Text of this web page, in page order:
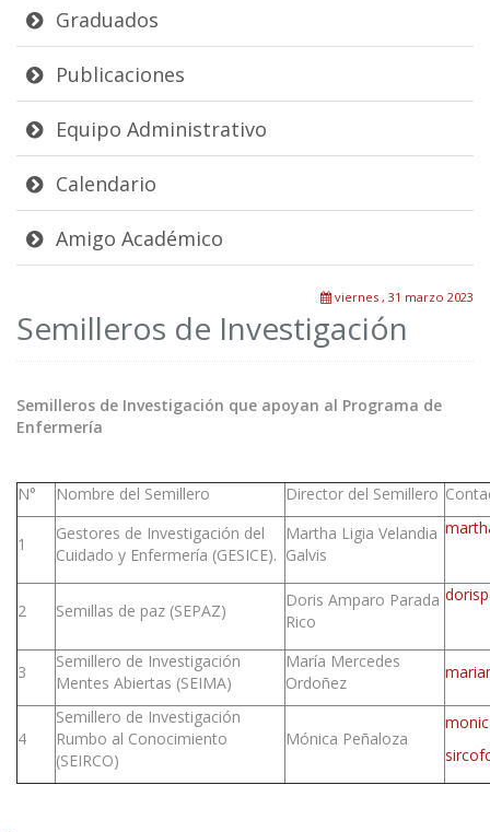
Graduados
Publicaciones
Equipo Administrativo
Calendario
Amigo Académico
viernes , 31 marzo 2023
Semilleros de Investigación
Semilleros de Investigación que apoyan al Programa de
Enfermería
N° Nombre del Semillero Director del Semillero
1
Gestores de Investigación del
Cuidado y Enfermería (GESICE).
Martha Ligia Velandia
Galvis
2 Semillas de paz (SEPAZ)
Doris Amparo Parada
Rico
3
Semillero de Investigación
Mentes Abiertas (SEIMA)
María Mercedes
Ordoñez
4
Semillero de Investigación
Rumbo al Conocimiento
(SEIRCO)
Mónica Peñaloza